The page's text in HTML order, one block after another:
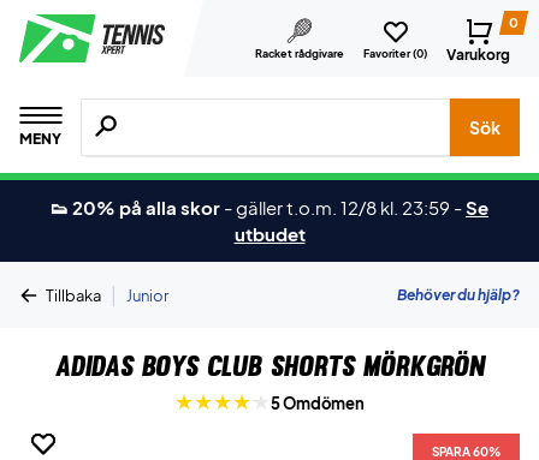
Racket rådgivare Favoriter (0)
0
Varukorg
MENY
Sök efter produkter, märken osv.
Sök
👟 20% på alla skor -gäller t.o.m. 12/8 kl. 23:59 -Se
utbudet
Tillbaka | Junior Behöver du hjälp?
Adidas Boys Club Shorts Mörkgrön
5 Omdömen
SPARA 60%
SPARA 60%